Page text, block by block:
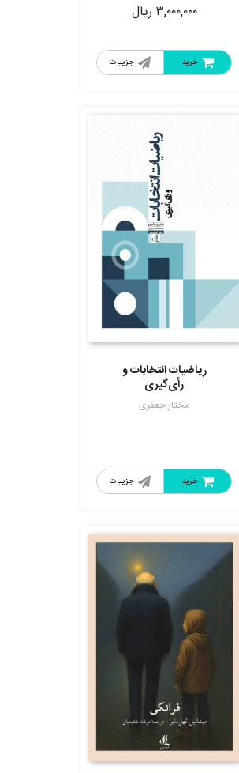
۳,۰۰۰,۰۰۰ ریال
جزییات خرید
ریاضیات انتخابات و
رأی‌گیری
مختار جعفری
جزییات خرید